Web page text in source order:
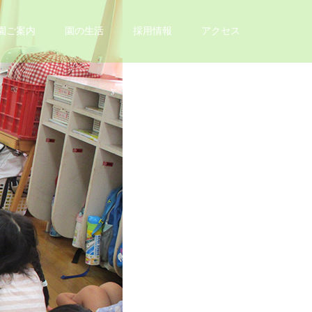
ご案内 園の生活 採用情報 アクセス